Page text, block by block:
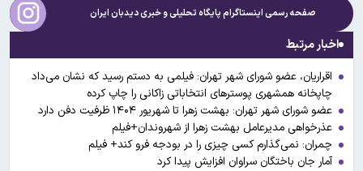
صفحه رسمی اینستاگرام پایگاه تحلیلی و خبریدیدبان ایران
اخبار مرتبط
اقراریان، عضو شورای شهر تهران: فیلمی به دستم رسید که نشان می‌داد
چاپخانه همشهری پوسترهای انتخاباتی زاکانی را چاپ کرده
عضو شورای شهر تهران: بهشت زهرا تا شهریور ۱۴۰۴ ظرفیت دفن دارد
عذرخواهی مدیرعامل بهشت زهرا از شهروندان+فیلم
چمران: نمی‌گذارم کسی چیزی را در بودجه فرو کند+ فیلم
آمار جان باختگان سراوان افزایش پیدا کرد